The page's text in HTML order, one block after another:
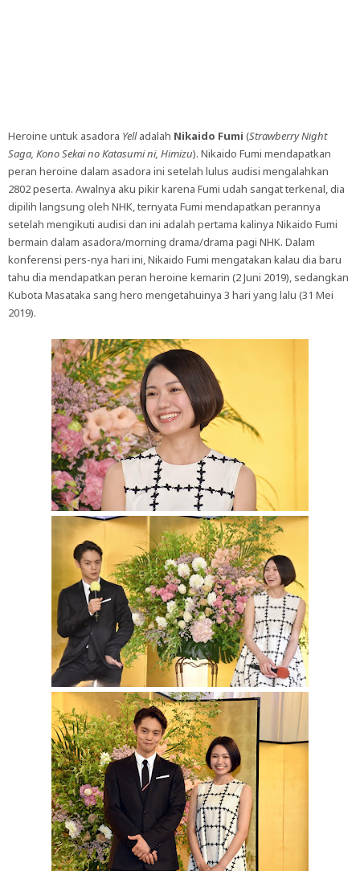
Heroine untuk asadora Yelladalah Nikaido Fumi (Strawberry Night
Saga, Kono Sekai no Katasumi ni, Himizu). Nikaido Fumi mendapatkan
peran heroine dalam asadora ini setelah lulus audisi mengalahkan
2802 peserta. Awalnya aku pikir karena Fumi udah sangat terkenal, dia
dipilih langsung oleh NHK, ternyata Fumi mendapatkan perannya
setelah mengikuti audisi dan ini adalah pertama kalinya Nikaido Fumi
bermain dalam asadora/morning drama/drama pagi NHK. Dalam
konferensi pers-nya hari ini, Nikaido Fumi mengatakan kalau dia baru
tahu dia mendapatkan peran heroine kemarin (2 Juni 2019), sedangkan
Kubota Masataka sang hero mengetahuinya 3 hari yang lalu (31 Mei
2019).